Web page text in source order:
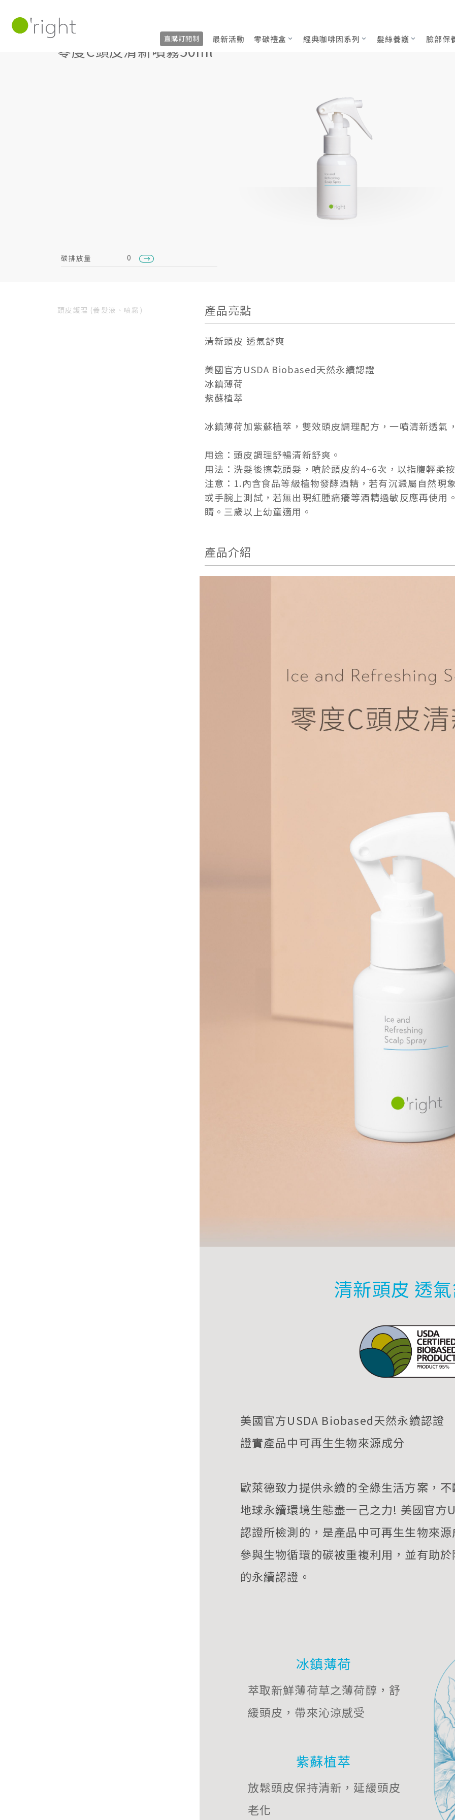
直購訂閱制 最新活動 零碳禮盒 經典咖啡因系列 髮絲養護 臉部保
零度C頭皮清新噴霧50ml
碳排放量 0
頭皮護理 (養髮液、噴霧) 產品亮點
清新頭皮 透氣舒爽
美國官方USDA Biobased天然永續認證
冰鎮薄荷
紫蘇植萃
冰鎮薄荷加紫蘇植萃，雙效頭皮調理配方，一噴清新透氣
用途：頭皮調理舒暢清新舒爽。
用法：洗髮後擦乾頭髮，噴於頭皮約4~6次，以指腹輕柔
注意：1.內含食品等級植物發酵酒精，若有沉澱屬自然現
或手腕上測試，若無出現紅腫痛癢等酒精過敏反應再使
睛。三歲以上幼童適用。
產品介紹
清新頭皮 透
美國官方USDA Biobased天然永續認證
證實產品中可再生生物來源成分
歐萊德致力提供永續的全綠生活方案，
地球永續環境生態盡一己之力! 美國官方
認證所檢測的，是產品中可再生生物來
參與生物循環的碳被重複利用，並有助
的永續認證。
冰鎮薄荷
萃取新鮮薄荷草之薄荷醇，舒
緩頭皮，帶來沁涼感受
紫蘇植萃
放鬆頭皮保持清新，延緩頭皮
老化